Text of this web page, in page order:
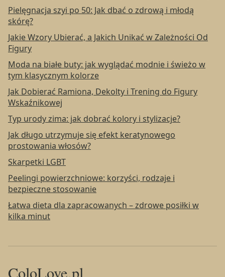
Pielęgnacja szyi po 50: Jak dbać o zdrową i młodą
skórę?
Jakie Wzory Ubierać, a Jakich Unikać w Zależności Od
Figury
Moda na białe buty: jak wyglądać modnie i świeżo w
tym klasycznym kolorze
Jak Dobierać Ramiona, Dekolty i Trening do Figury
Wskaźnikowej
Typ urody zima: jak dobrać kolory i stylizacje?
Jak długo utrzymuje się efekt keratynowego
prostowania włosów?
Skarpetki LGBT
Peelingi powierzchniowe: korzyści, rodzaje i
bezpieczne stosowanie
Łatwa dieta dla zapracowanych – zdrowe posiłki w
kilka minut
ColoLove.pl